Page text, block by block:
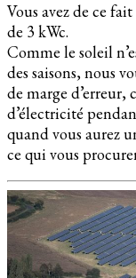
Vous avez de ce
de 3 kWc.
Comme le soleil
des saisons, nous
de marge d’erreur,
d’électricité
quand vous aurez
ce qui vous